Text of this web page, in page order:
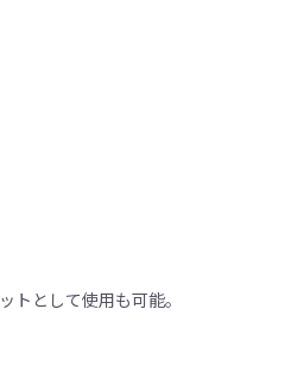
として使用も可能。